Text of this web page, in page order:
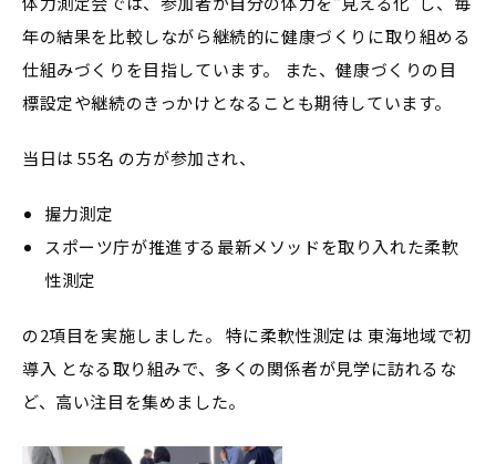
年の結果を比較しながら継続的に健康づくりに取り組める
仕組みづくりを目指しています。 また、健康づくりの目
標設定や継続のきっかけとなることも期待しています。
当日は 55名 の方が参加され、
握力測定
スポーツ庁が推進する最新メソッドを取り入れた柔軟
性測定
の2項目を実施しました。 特に柔軟性測定は 東海地域で初
導入 となる取り組みで、多くの関係者が見学に訪れるな
ど、高い注目を集めました。